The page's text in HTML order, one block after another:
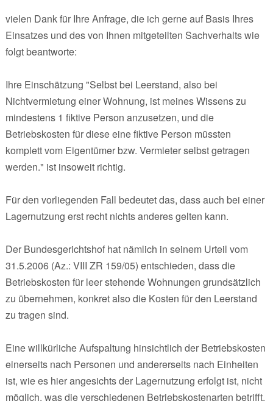
vielen Dank für Ihre Anfrage, die ich gerne auf Basis Ihres
Einsatzes und des von Ihnen mitgeteilten Sachverhalts wie
folgt beantworte:
Ihre Einschätzung "Selbst bei Leerstand, also bei
Nichtvermietung einer Wohnung, ist meines Wissens zu
mindestens 1 fiktive Person anzusetzen, und die
Betriebskosten für diese eine fiktive Person müssten
komplett vom Eigentümer bzw. Vermieter selbst getragen
werden." ist insoweit richtig.
Für den vorliegenden Fall bedeutet das, dass auch bei einer
Lagernutzung erst recht nichts anderes gelten kann.
Der Bundesgerichtshof hat nämlich in seinem Urteil vom
31.5.2006 (Az.: VIII ZR 159/05) entschieden, dass die
Betriebskosten für leer stehende Wohnungen grundsätzlich
zu übernehmen, konkret also die Kosten für den Leerstand
zu tragen sind.
Eine willkürliche Aufspaltung hinsichtlich der Betriebskosten
einerseits nach Personen und andererseits nach Einheiten
ist, wie es hier angesichts der Lagernutzung erfolgt ist, nicht
möglich, was die verschiedenen Betriebskostenarten betrifft.